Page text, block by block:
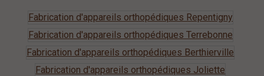
Fabrication d'appareils orthopédiques Repentigny
Fabrication d'appareils orthopédiques Terrebonne
Fabrication d'appareils orthopédiques Berthierville
Fabrication d'appareils orthopédiques Joliette